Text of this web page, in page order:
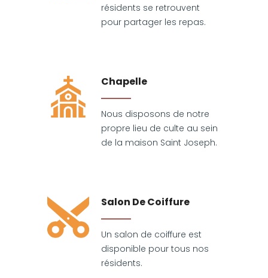
résidents se retrouvent
pour partager les repas.
Chapelle
Nous disposons de notre
propre lieu de culte au sein
de la maison Saint Joseph.
Salon De Coiffure
Un salon de coiffure est
disponible pour tous nos
résidents.